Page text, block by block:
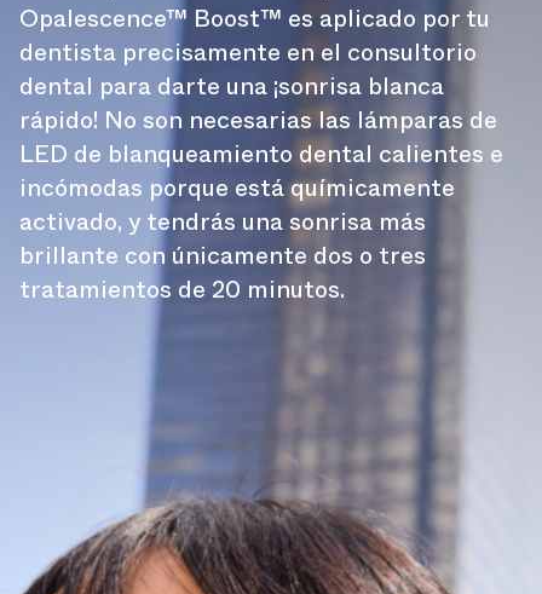
Opalescence™ Boost™ es aplicado por tu
dentista precisamente en el consultorio
dental para darte una ¡sonrisa blanca
rápido! No son necesarias las lámparas de
LED de blanqueamiento dental calientes e
incómodas porque está químicamente
activado, y tendrás una sonrisa más
brillante con únicamente dos o tres
tratamientos de 20 minutos.